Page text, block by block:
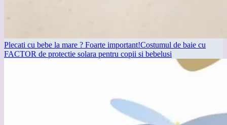
Plecati cu bebe la mare ? Foarte important!Costumul de baie cu
FACTOR de protectie solara pentru copii si bebelusi